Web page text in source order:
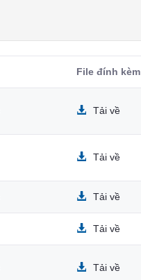
File đính kèm
Tải về
Tải về
Tải về
Tải về
Tải về